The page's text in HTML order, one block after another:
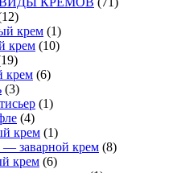
крем (1)
крем (10)
крем (6)
(3)
(1)
(4)
крем (1)
заварной крем (8)
крем (6)